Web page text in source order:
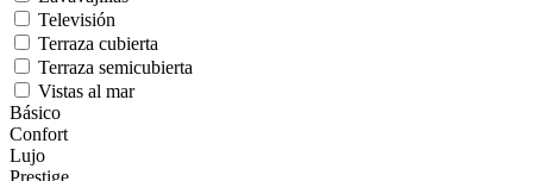
Televisión
Terraza cubierta
Terraza semicubierta
Vistas al mar
Básico
Confort
Lujo